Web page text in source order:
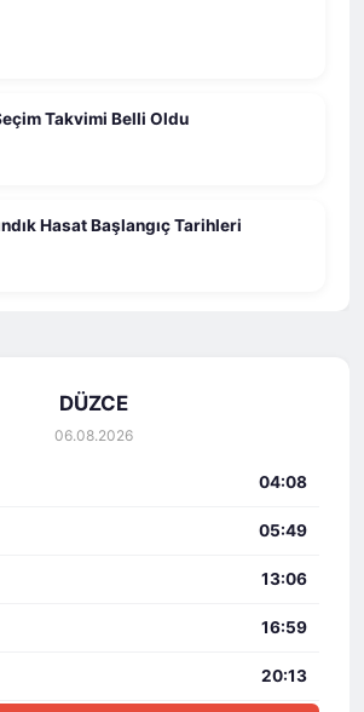
Takvimi Belli Oldu
Hasat Başlangıç Tarihleri
DÜZCE
06.08.2026
04:08
05:49
13:06
16:59
20:13